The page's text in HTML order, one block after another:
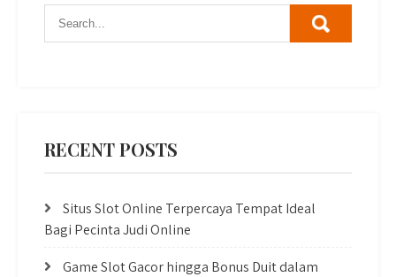
RECENT POSTS
Situs Slot Online Terpercaya Tempat Ideal
Bagi Pecinta Judi Online
Game Slot Gacor hingga Bonus Duit dalam